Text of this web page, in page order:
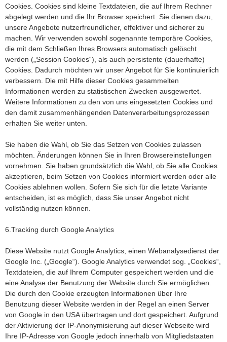
Cookies. Cookies sind kleine Textdateien, die auf Ihrem Rechner
abgelegt werden und die Ihr Browser speichert. Sie dienen dazu,
unsere Angebote nutzerfreundlicher, effektiver und sicherer zu
machen. Wir verwenden sowohl sogenannte temporäre Cookies,
die mit dem Schließen Ihres Browsers automatisch gelöscht
werden („Session Cookies“), als auch persistente (dauerhafte)
Cookies. Dadurch möchten wir unser Angebot für Sie kontinuierlich
verbessern. Die mit Hilfe dieser Cookies gesammelten
Informationen werden zu statistischen Zwecken ausgewertet.
Weitere Informationen zu den von uns eingesetzten Cookies und
den damit zusammenhängenden Datenverarbeitungsprozessen
erhalten Sie weiter unten.
Sie haben die Wahl, ob Sie das Setzen von Cookies zulassen
möchten. Änderungen können Sie in Ihren Browsereinstellungen
vornehmen. Sie haben grundsätzlich die Wahl, ob Sie alle Cookies
akzeptieren, beim Setzen von Cookies informiert werden oder alle
Cookies ablehnen wollen. Sofern Sie sich für die letzte Variante
entscheiden, ist es möglich, dass Sie unser Angebot nicht
vollständig nutzen können.
6.Tracking durch Google Analytics
Diese Website nutzt Google Analytics, einen Webanalysedienst der
Google Inc. („Google“). Google Analytics verwendet sog. „Cookies“,
Textdateien, die auf Ihrem Computer gespeichert werden und die
eine Analyse der Benutzung der Website durch Sie ermöglichen.
Die durch den Cookie erzeugten Informationen über Ihre
Benutzung dieser Website werden in der Regel an einen Server
von Google in den USA übertragen und dort gespeichert. Aufgrund
der Aktivierung der IP-Anonymisierung auf dieser Webseite wird
Ihre IP-Adresse von Google jedoch innerhalb von Mitgliedstaaten